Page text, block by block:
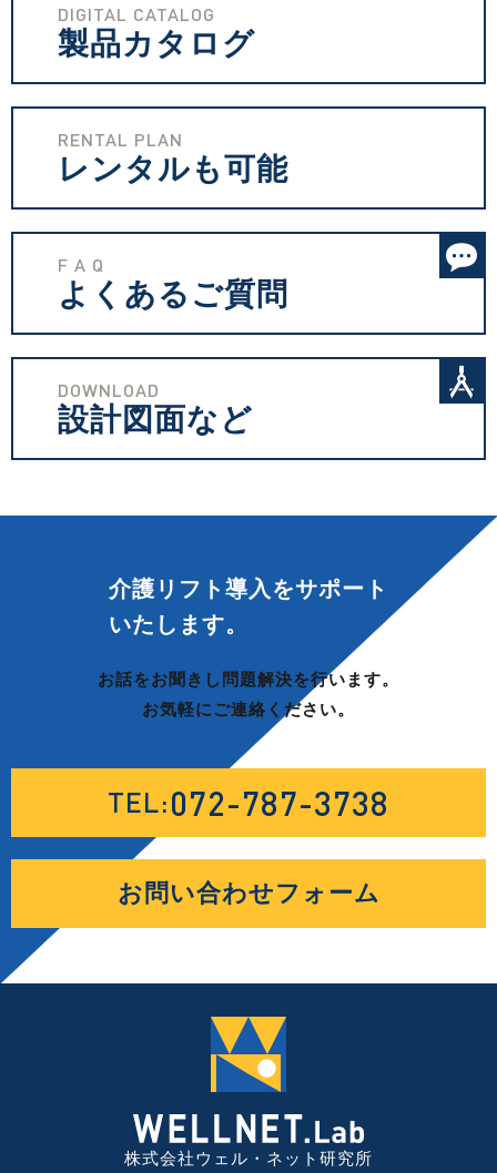
DIGITAL CATALOG
製品カタログ
RENTAL PLAN
レンタルも可能
F A Q
よくあるご質問
DOWNLOAD
設計図面など
介護リフト導入をサポート
いたします。
お話をお聞きし問題解決を行います。
お気軽にご連絡ください。
TEL:072-787-3738
お問い合わせフォーム
株式会社ウェル・ネット研究所